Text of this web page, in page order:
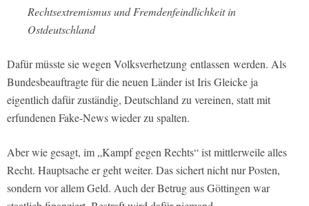
Rechtsextremismus und Fremdenfeindlichkeit in
Ostdeutschland
Dafür müsste sie wegen Volksverhetzung entlassen werden. Als
Bundesbeauftragte für die neuen Länder ist Iris Gleicke ja
eigentlich dafür zuständig, Deutschland zu vereinen, statt mit
erfundenen Fake-News wieder zu spalten.
Aber wie gesagt, im „Kampf gegen Rechts“ ist mittlerweile alles
Recht. Hauptsache er geht weiter. Das sichert nicht nur Posten,
sondern vor allem Geld. Auch der Betrug aus Göttingen war